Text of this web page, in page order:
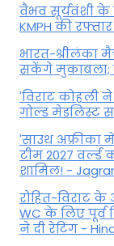
वैभव सूर्यवंशी के
KMPH की
भारत-श्रीलंका
सकेंगे मुकाबला;
'विराट कोहली
गोल्ड मेडलिस्ट
'साउथ अफ्रीका
टीम 2027
शामिल! -
रोहित-विराट
WC के लिए पूर्व
ने दी रेटिंग -